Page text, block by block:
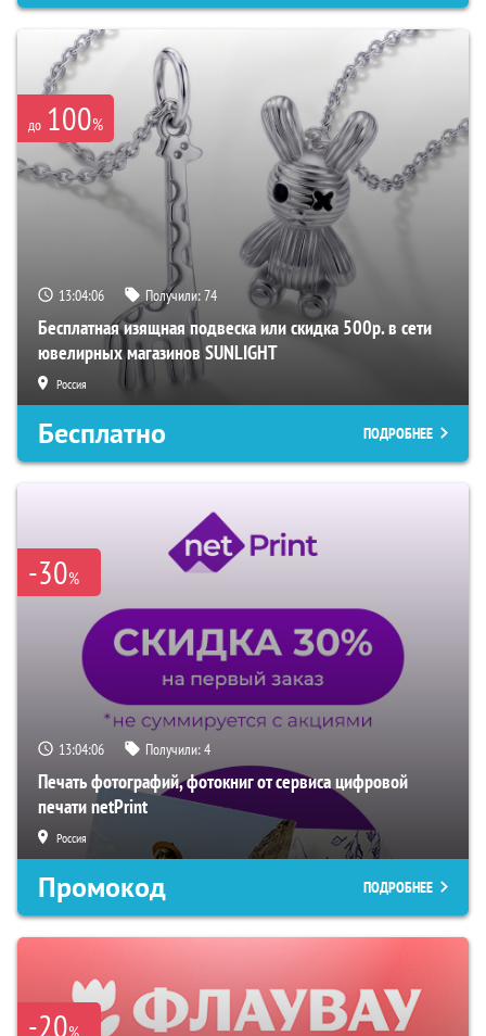
до 100%
13:04:06 Получили:74
Бесплатная изящная подвеска или скидка 500р. в сети
ювелирных магазинов SUNLIGHT
Россия
Бесплатно ПОДРОБНЕЕ
-30%
13:04:06 Получили:4
Печать фотографий, фотокниг от сервиса цифровой
печати netPrint
Россия
Промокод ПОДРОБНЕЕ
-20%